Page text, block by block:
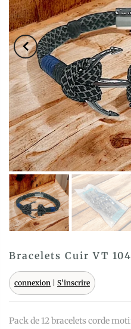
Bracelets Cuir VT
connexion S'inscrire
Pack de 12 bracelets corde